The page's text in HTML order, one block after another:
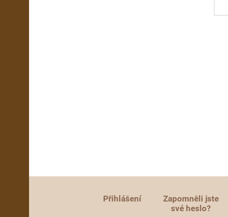
Přihlášení
Zapomněli jste
své heslo?